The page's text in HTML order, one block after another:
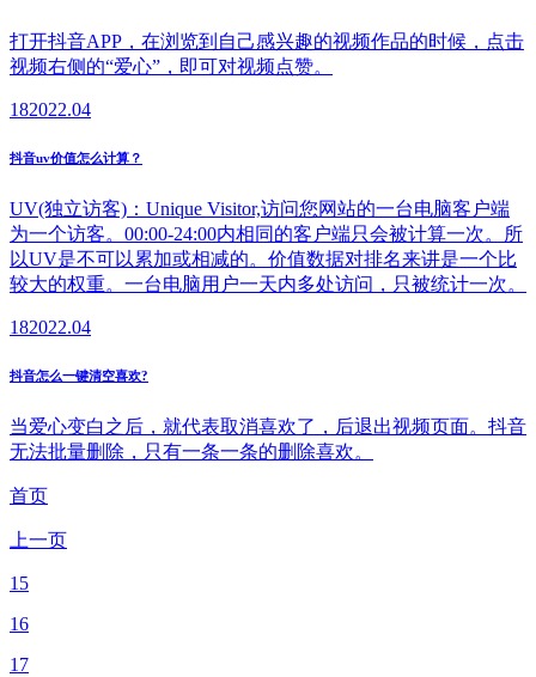
打开抖音APP，在浏览到自己感兴趣的视频作品的时候，点击
视频右侧的“爱心”，即可对视频点赞。
182022.04
抖音uv价值怎么计算？
UV(独立访客)：Unique Visitor,访问您网站的一台电脑客户端
为一个访客。00:00-24:00内相同的客户端只会被计算一次。所
以UV是不可以累加或相减的。价值数据对排名来讲是一个比
较大的权重。一台电脑用户一天内多处访问，只被统计一次。
182022.04
抖音怎么一键清空喜欢?
当爱心变白之后，就代表取消喜欢了，后退出视频页面。抖音
无法批量删除，只有一条一条的删除喜欢。
首页
上一页
15
16
17